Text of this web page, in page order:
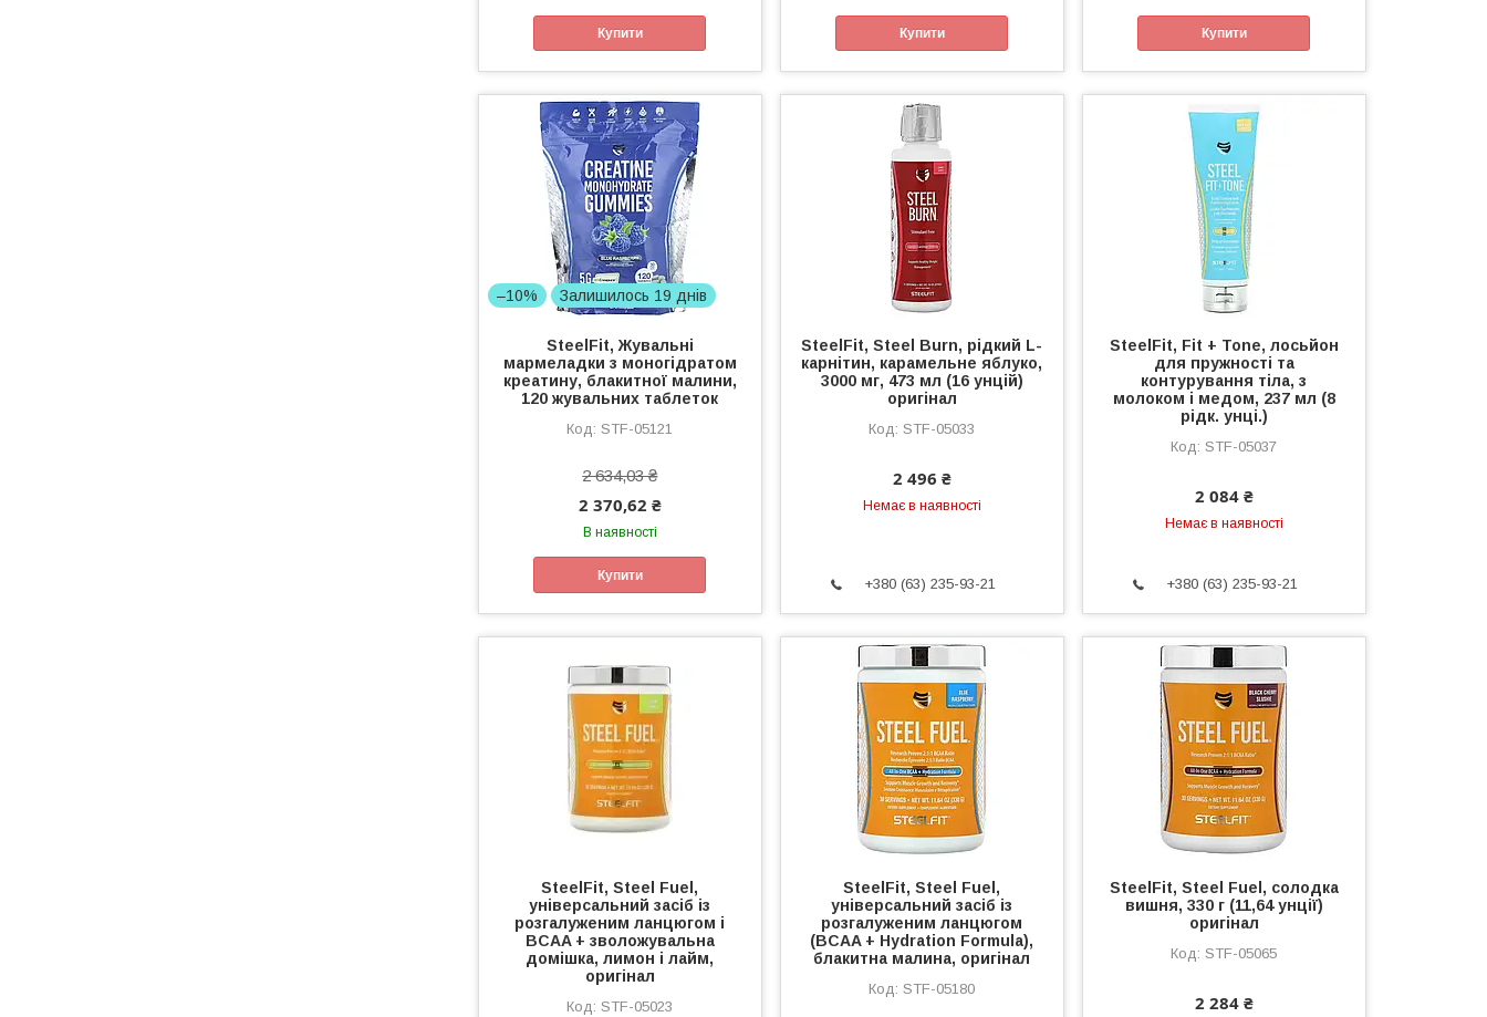
Купити Купити Купити
–10% Залишилось 19 днів
SteelFit, Жувальні
мармеладки з моногідратом
креатину, блакитної малини,
120 жувальних таблеток
STF-05121
2 634,03 ₴
2 370,62 ₴
В наявності
Купити
SteelFit, Steel Burn, рідкий L-
карнітин, карамельне яблуко,
3000 мг, 473 мл (16 унцій)
оригінал
STF-05033
2 496 ₴
Немає в наявності
+380 (63) 235-93-21
SteelFit, Fit + Tone, лосьйон
для пружності та
контурування тіла, з
молоком і медом, 237 мл (8
рідк. унці.)
STF-05037
2 084 ₴
Немає в наявності
+380 (63) 235-93-21
SteelFit, Steel Fuel,
універсальний засіб із
розгалуженим ланцюгом і
BCAA + зволожувальна
домішка, лимон і лайм,
оригінал
STF-05023
SteelFit, Steel Fuel,
універсальний засіб із
розгалуженим ланцюгом
(BCAA + Hydration Formula),
блакитна малина, оригінал
STF-05180
SteelFit, Steel Fuel, солодка
вишня, 330 г (11,64 унції)
оригінал
STF-05065
2 284 ₴